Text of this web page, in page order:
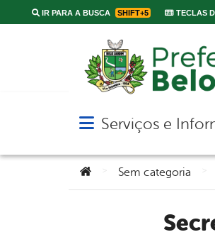
IR PARA A BUSCA SHIFT+5 TECLAS
Abrir menu principal de
Serviços e
Você está aqui:Sem categoria